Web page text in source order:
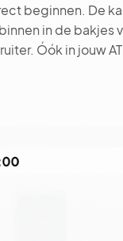
beginnen. De
in de bakjes
Óók in jouw